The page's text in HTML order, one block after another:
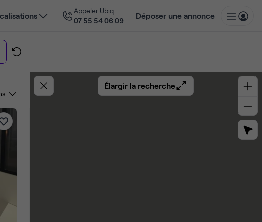
Appeler Ubiq
07 55 54 06 09
Déposer une annonce
Élargir la recherche